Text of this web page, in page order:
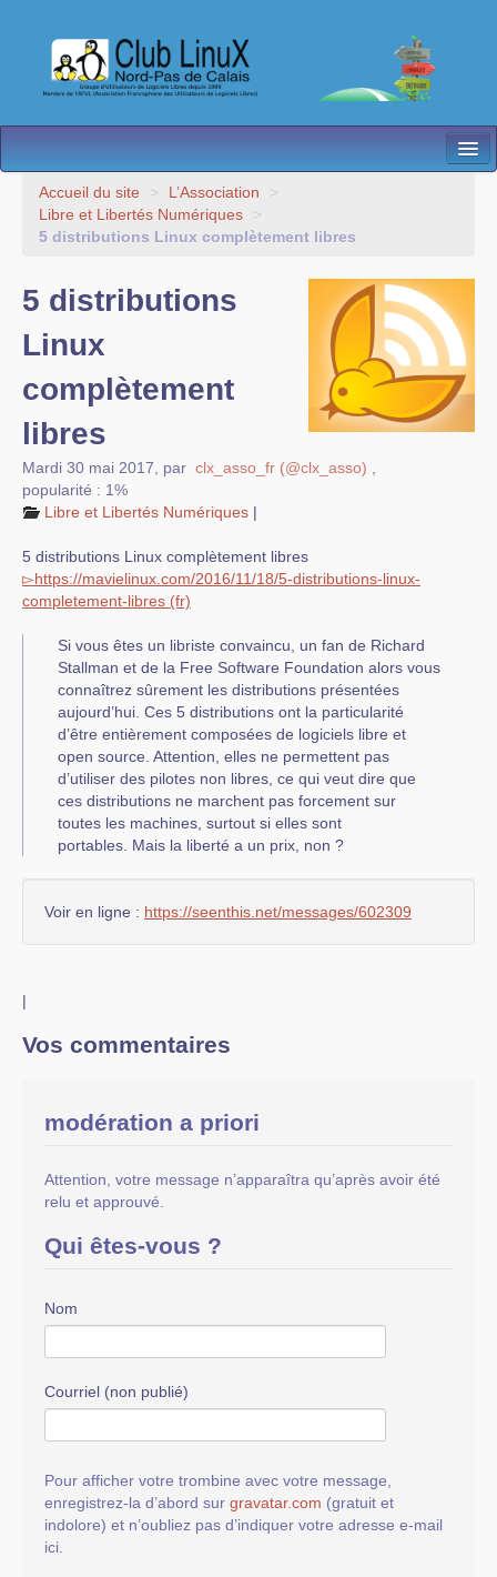
L’Association
Nos Activités
Espace membres
Accueil du site > L’Association
>
Libre et Libertés Numériques
>
5 distributions Linux complètement libres
5 distributions
Linux
complètement
libres
Mardi 30 mai 2017 par clx_asso_fr (@clx_asso)
popularité : 1%
Libre et Libertés Numériques |
5 distributions Linux complètement libres
▻https://mavielinux.com/2016/11/18/5-distributions-linux-
completement-libres
Si vous êtes un libriste convaincu, un fan de Richard
Stallman et de la Free Software Foundation alors vous
connaîtrez sûrement les distributions présentées
aujourd’hui. Ces 5 distributions ont la particularité
d’être entièrement composées de logiciels libre et
open source. Attention, elles ne permettent pas
d’utiliser des pilotes non libres, ce qui veut dire que
ces distributions ne marchent pas forcement sur
toutes les machines, surtout si elles sont
portables. Mais la liberté a un prix, non ?
Voir en ligne : https://seenthis.net/messages/602309
|
Vos commentaires
modération a priori
Attention, votre message n’apparaîtra qu’après avoir été
relu et approuvé.
Qui êtes-vous ?
Nom
Courriel (non publié)
Pour afficher votre trombine avec votre message,
enregistrez-la d’abord sur gravatar.com (gratuit et
indolore) et n’oubliez pas d’indiquer votre adresse e-mail
ici.